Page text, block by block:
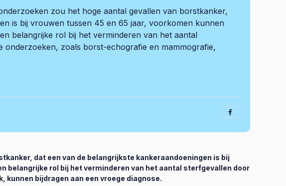
zou het hoge aantal gevallen van borstkanker,
is bij vrouwen tussen 45 en 65 jaar, voorkomen kunnen
belangrijke rol bij het verminderen van het aantal
zoals borst-echografie en mammografie,
dat een van de belangrijkste kankeraandoeningen is bij
belangrijke rol bij het verminderen van het aantal sterfgevallen door
bijdragen aan een vroege diagnose.